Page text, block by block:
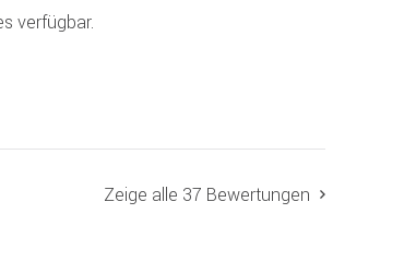
verfügbar.
Zeige alle 37 Bewertungen